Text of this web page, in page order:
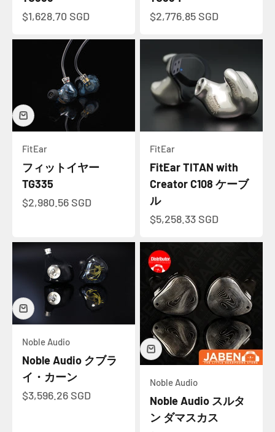
セール価格
$1,628.70 SGD
セール価格
$2,776.85 SGD
FitEar
フィットイヤー
TG335
セール価格
$2,980.56 SGD
FitEar
FitEar TITAN with
Creator C108 ケーブ
ル
セール価格
$5,258.33 SGD
Noble Audio
Noble Audio クブラ
イ・カーン
セール価格
$3,596.26 SGD
Noble Audio
Noble Audio スルタ
ン ダマスカス